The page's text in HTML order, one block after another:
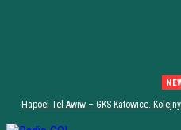
Hapoel Tel Awiw – GKS Katowice.